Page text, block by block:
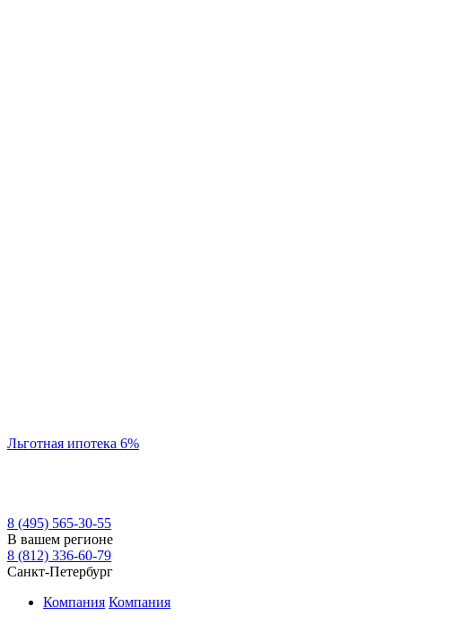
Льготная ипотека 6%
8 (495) 565-30-55
В вашем регионе
8 (812) 336-60-79
Санкт-Петербург
Компания Компания